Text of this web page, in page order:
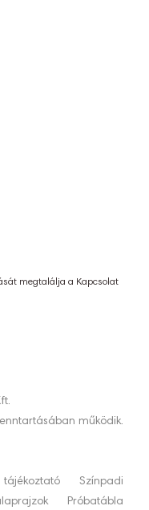
megtalálja a Kapcsolat
működik.
tájékoztató
Színpadi
Próbatábla